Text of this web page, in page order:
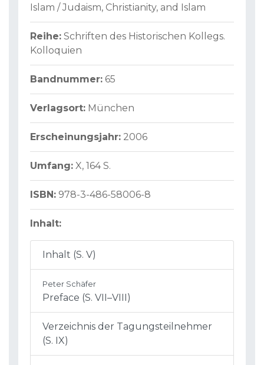
Islam / Judaism, Christianity, and Islam
Reihe: Schriften des Historischen Kollegs.
Kolloquien
Bandnummer: 65
Verlagsort: München
Erscheinungsjahr: 2006
Umfang: X, 164 S.
ISBN: 978-3-486-58006-8
Inhalt:
Inhalt (S. V)
Peter Schäfer
Preface (S. VII–VIII)
Verzeichnis der Tagungsteilnehmer
(S. IX)